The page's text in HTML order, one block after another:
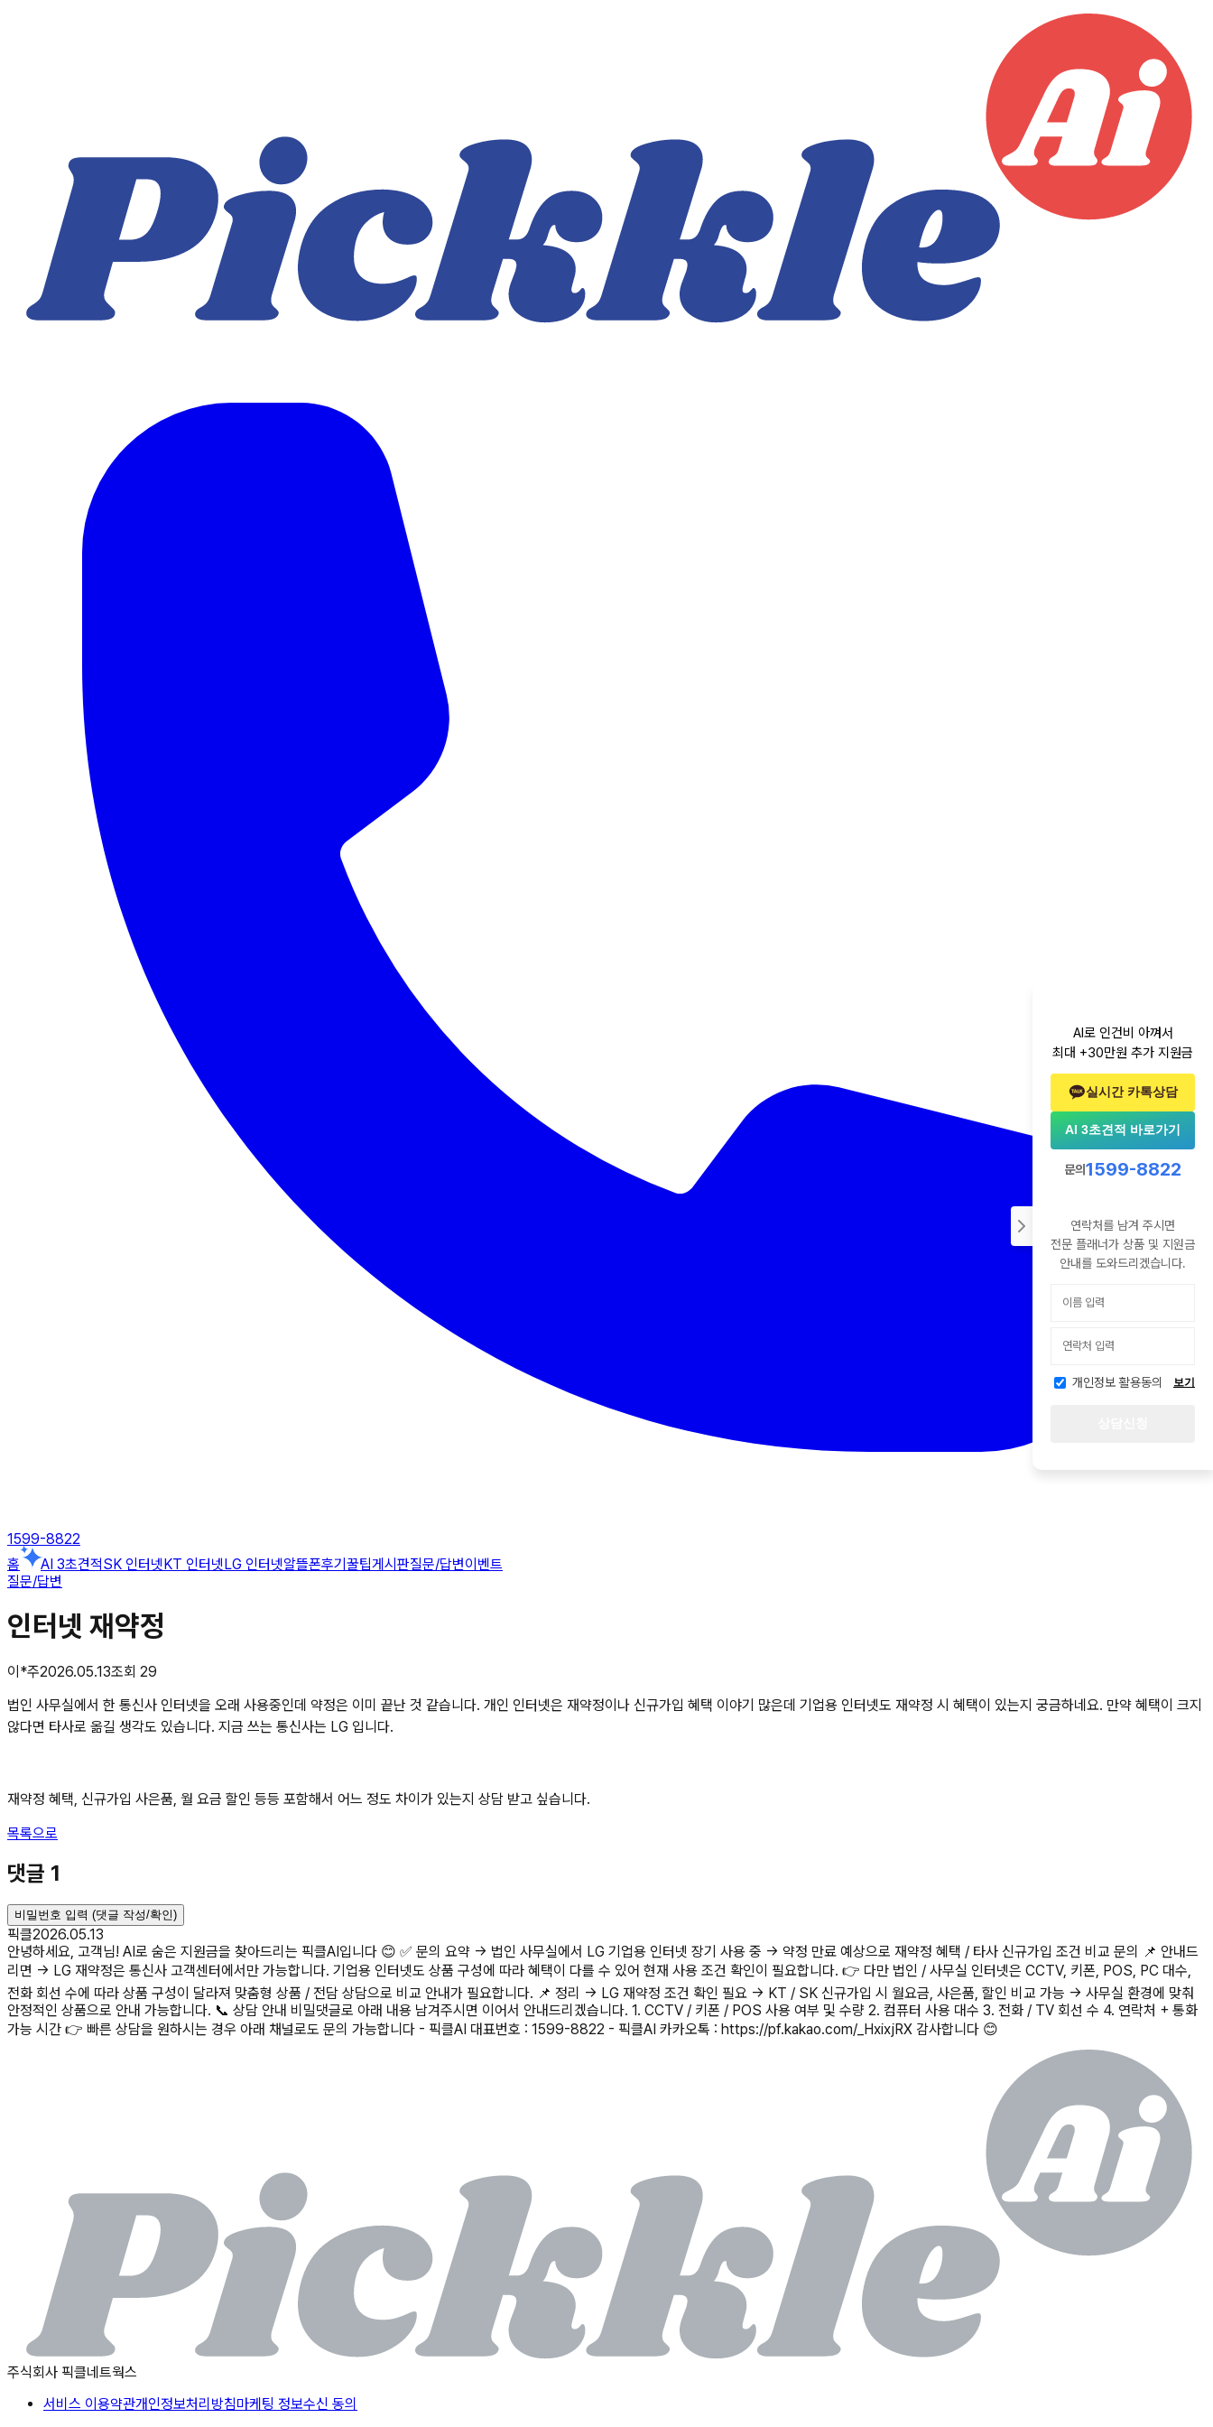
1599-8822
홈
AI 3초견적SK 인터넷KT 인터넷LG 인터넷알뜰폰후기꿀팁게시판질문/답변이벤트
질문/답변
인터넷 재약정
이*주2026.05.13조회 29
법인 사무실에서 한 통신사 인터넷을 오래 사용중인데 약정은 이미 끝난 것 같습니다. 개인 인터넷은 재약정이나 신규가입 혜택 이야기 많은데 기업용 인터넷도 재약정 시 혜택이 있는지 궁금하네요. 만약 혜택이 크지
않다면 타사로 옮길 생각도 있습니다. 지금 쓰는 통신사는 LG 입니다.
재약정 혜택, 신규가입 사은품, 월 요금 할인 등등 포함해서 어느 정도 차이가 있는지 상담 받고 싶습니다.
목록으로
댓글 1
비밀번호 입력 (댓글 작성/확인)
픽클2026.05.13
안녕하세요, 고객님! AI로 숨은 지원금을 찾아드리는 픽클AI입니다 😊 ✅ 문의 요약 → 법인 사무실에서 LG 기업용 인터넷 장기 사용 중 → 약정 만료 예상으로 재약정 혜택 / 타사 신규가입 조건 비교 문의 📌 안내드
리면 → LG 재약정은 통신사 고객센터에서만 가능합니다. 기업용 인터넷도 상품 구성에 따라 혜택이 다를 수 있어 현재 사용 조건 확인이 필요합니다. 👉 다만 법인 / 사무실 인터넷은 CCTV, 키폰, POS, PC 대수,
전화 회선 수에 따라 상품 구성이 달라져 맞춤형 상품 / 전담 상담으로 비교 안내가 필요합니다. 📌 정리 → LG 재약정 조건 확인 필요 → KT / SK 신규가입 시 월요금, 사은품, 할인 비교 가능 → 사무실 환경에 맞춰
안정적인 상품으로 안내 가능합니다. 📞 상담 안내 비밀댓글로 아래 내용 남겨주시면 이어서 안내드리겠습니다. 1. CCTV / 키폰 / POS 사용 여부 및 수량 2. 컴퓨터 사용 대수 3. 전화 / TV 회선 수 4. 연락처 + 통화
가능 시간 👉 빠른 상담을 원하시는 경우 아래 채널로도 문의 가능합니다 - 픽클AI 대표번호 : 1599-8822 - 픽클AI 카카오톡 : https://pf.kakao.com/_HxixjRX 감사합니다 😊
주식회사 픽클네트웍스
서비스 이용약관개인정보처리방침마케팅 정보수신 동의
AI로 인건비 아껴서
최대 +30만원 추가 지원금
실시간 카톡상담
AI 3초견적 바로가기
문의1599-8822
연락처를 남겨 주시면
전문 플래너가 상품 및 지원금
안내를 도와드리겠습니다.
개인정보 활용동의 보기